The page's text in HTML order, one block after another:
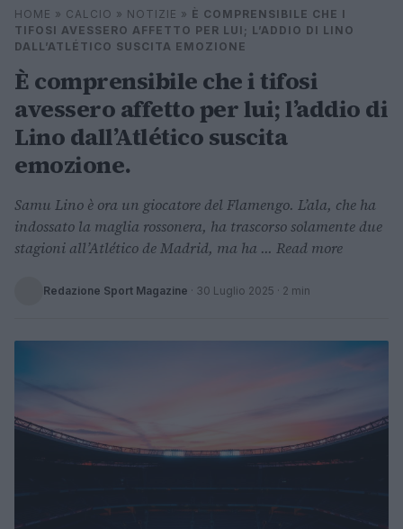
Cerca
HOME » CALCIO » NOTIZIE » È COMPRENSIBILE CHE I
TIFOSI AVESSERO AFFETTO PER LUI; L’ADDIO DI LINO
DALL’ATLÉTICO SUSCITA EMOZIONE
È comprensibile che i tifosi
avessero affetto per lui; l’addio di
Lino dall’Atlético suscita
emozione.
Samu Lino è ora un giocatore del Flamengo. L’ala, che ha
indossato la maglia rossonera, ha trascorso solamente due
stagioni all’Atlético de Madrid, ma ha ... Read more
Redazione Sport Magazine · 30 Luglio 2025 · 2 min